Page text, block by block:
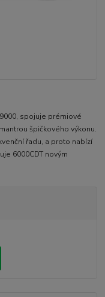
spojuje prémiové
špičkového výkonu.
řadu, a proto nabízí
6000CDT novým